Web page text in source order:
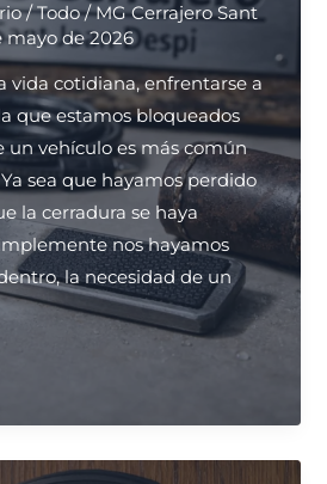
/Todo/MG Cerrajero Sant
mayo de 2026
vida cotidiana, enfrentarse a
que estamos bloqueados
un vehículo es más común
sea que hayamos perdido
la cerradura se haya
nos hayamos
la necesidad de un